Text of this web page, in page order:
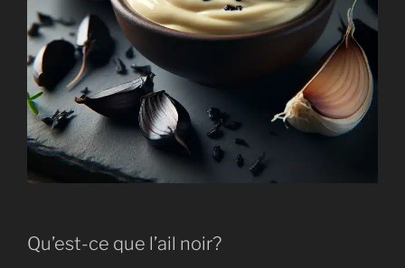
Qu’est-ce que l’ail noir?